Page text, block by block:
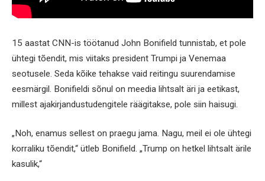
15 aastat CNN-is töötanud John Bonifield tunnistab, et pole
ühtegi tõendit, mis viitaks president Trumpi ja Venemaa
seotusele. Seda kõike tehakse vaid reitingu suurendamise
eesmärgil. Bonifieldi sõnul on meedia lihtsalt äri ja eetikast,
millest ajakirjandustudengitele räägitakse, pole siin haisugi.
„Noh, enamus sellest on praegu jama. Nagu, meil ei ole ühtegi
korraliku tõendit,“ ütleb Bonifield. „Trump on hetkel lihtsalt ärile
kasulik,“